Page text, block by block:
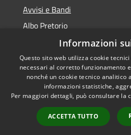
Avvisi e Bandi
Albo Pretorio
Accessibilità
Privacy
Mappa del sito
Informazioni
Questo sito web utilizza cookie
necessari al corretto funzionamento
nonché un cookie tecnico analitico
informazioni statistiche,
Per maggiori dettagli, può consultare la
ACCETTA TUTTO